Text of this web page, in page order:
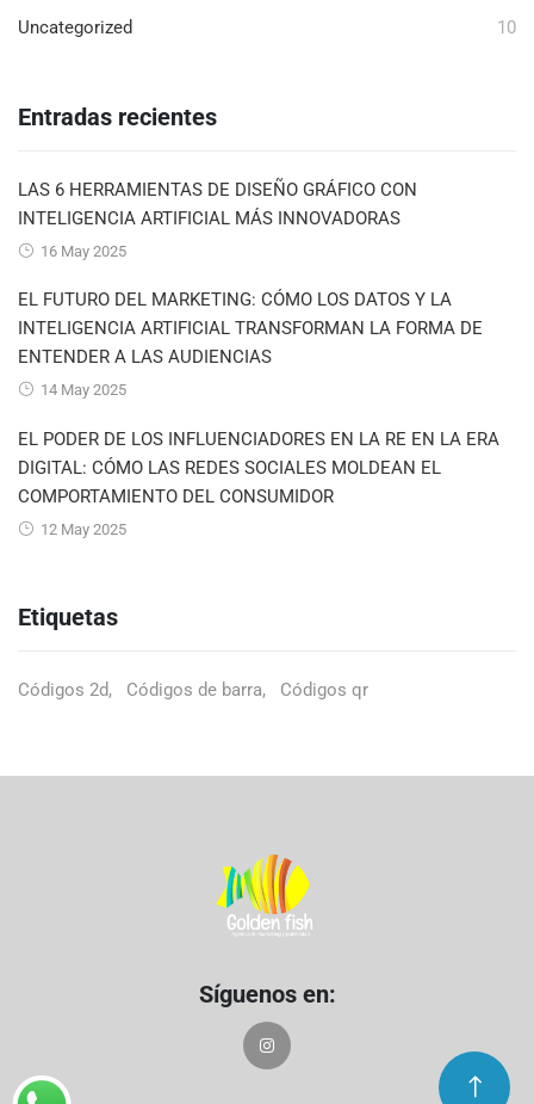
Uncategorized 10
Entradas recientes
LAS 6 HERRAMIENTAS DE DISEÑO GRÁFICO CON
INTELIGENCIA ARTIFICIAL MÁS INNOVADORAS
16 May 2025
EL FUTURO DEL MARKETING: CÓMO LOS DATOS Y LA
INTELIGENCIA ARTIFICIAL TRANSFORMAN LA FORMA DE
ENTENDER A LAS AUDIENCIAS
14 May 2025
EL PODER DE LOS INFLUENCIADORES EN LA RE EN LA ERA
DIGITAL: CÓMO LAS REDES SOCIALES MOLDEAN EL
COMPORTAMIENTO DEL CONSUMIDOR
12 May 2025
Etiquetas
Códigos 2d Códigos de barra Códigos qr
Síguenos en: